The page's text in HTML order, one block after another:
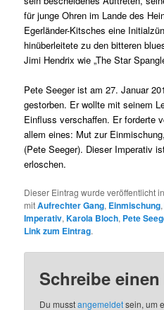
für junge Ohren im Lande des
Egerländer-Kitsches eine
hinüberleitete zu den bitteren
Jimi Hendrix wie „The Star
Pete Seeger ist am 27. Januar
gestorben. Er wollte mit seinem
Einfluss verschaffen. Er forderte
allem eines: Mut zur
(Pete Seeger). Dieser Imperativ
erloschen.
Dieser Eintrag wurde veröffentlicht
mitAufrechter Gang, Einmischung,
Imperativ,Karola Bloch, Pete
Link zum Eintrag.
Schreibe
Du musstangemeldetsein, um